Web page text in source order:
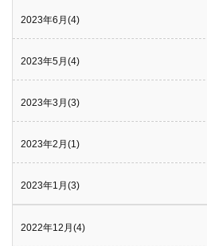
2023年6月(4)
2023年5月(4)
2023年3月(3)
2023年2月(1)
2023年1月(3)
2022年12月(4)